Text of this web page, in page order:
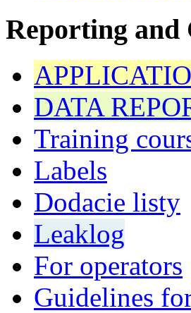
Reporting
DATA
Training
Labels
Dodacie listy
Leaklog
For operators
Guidelines